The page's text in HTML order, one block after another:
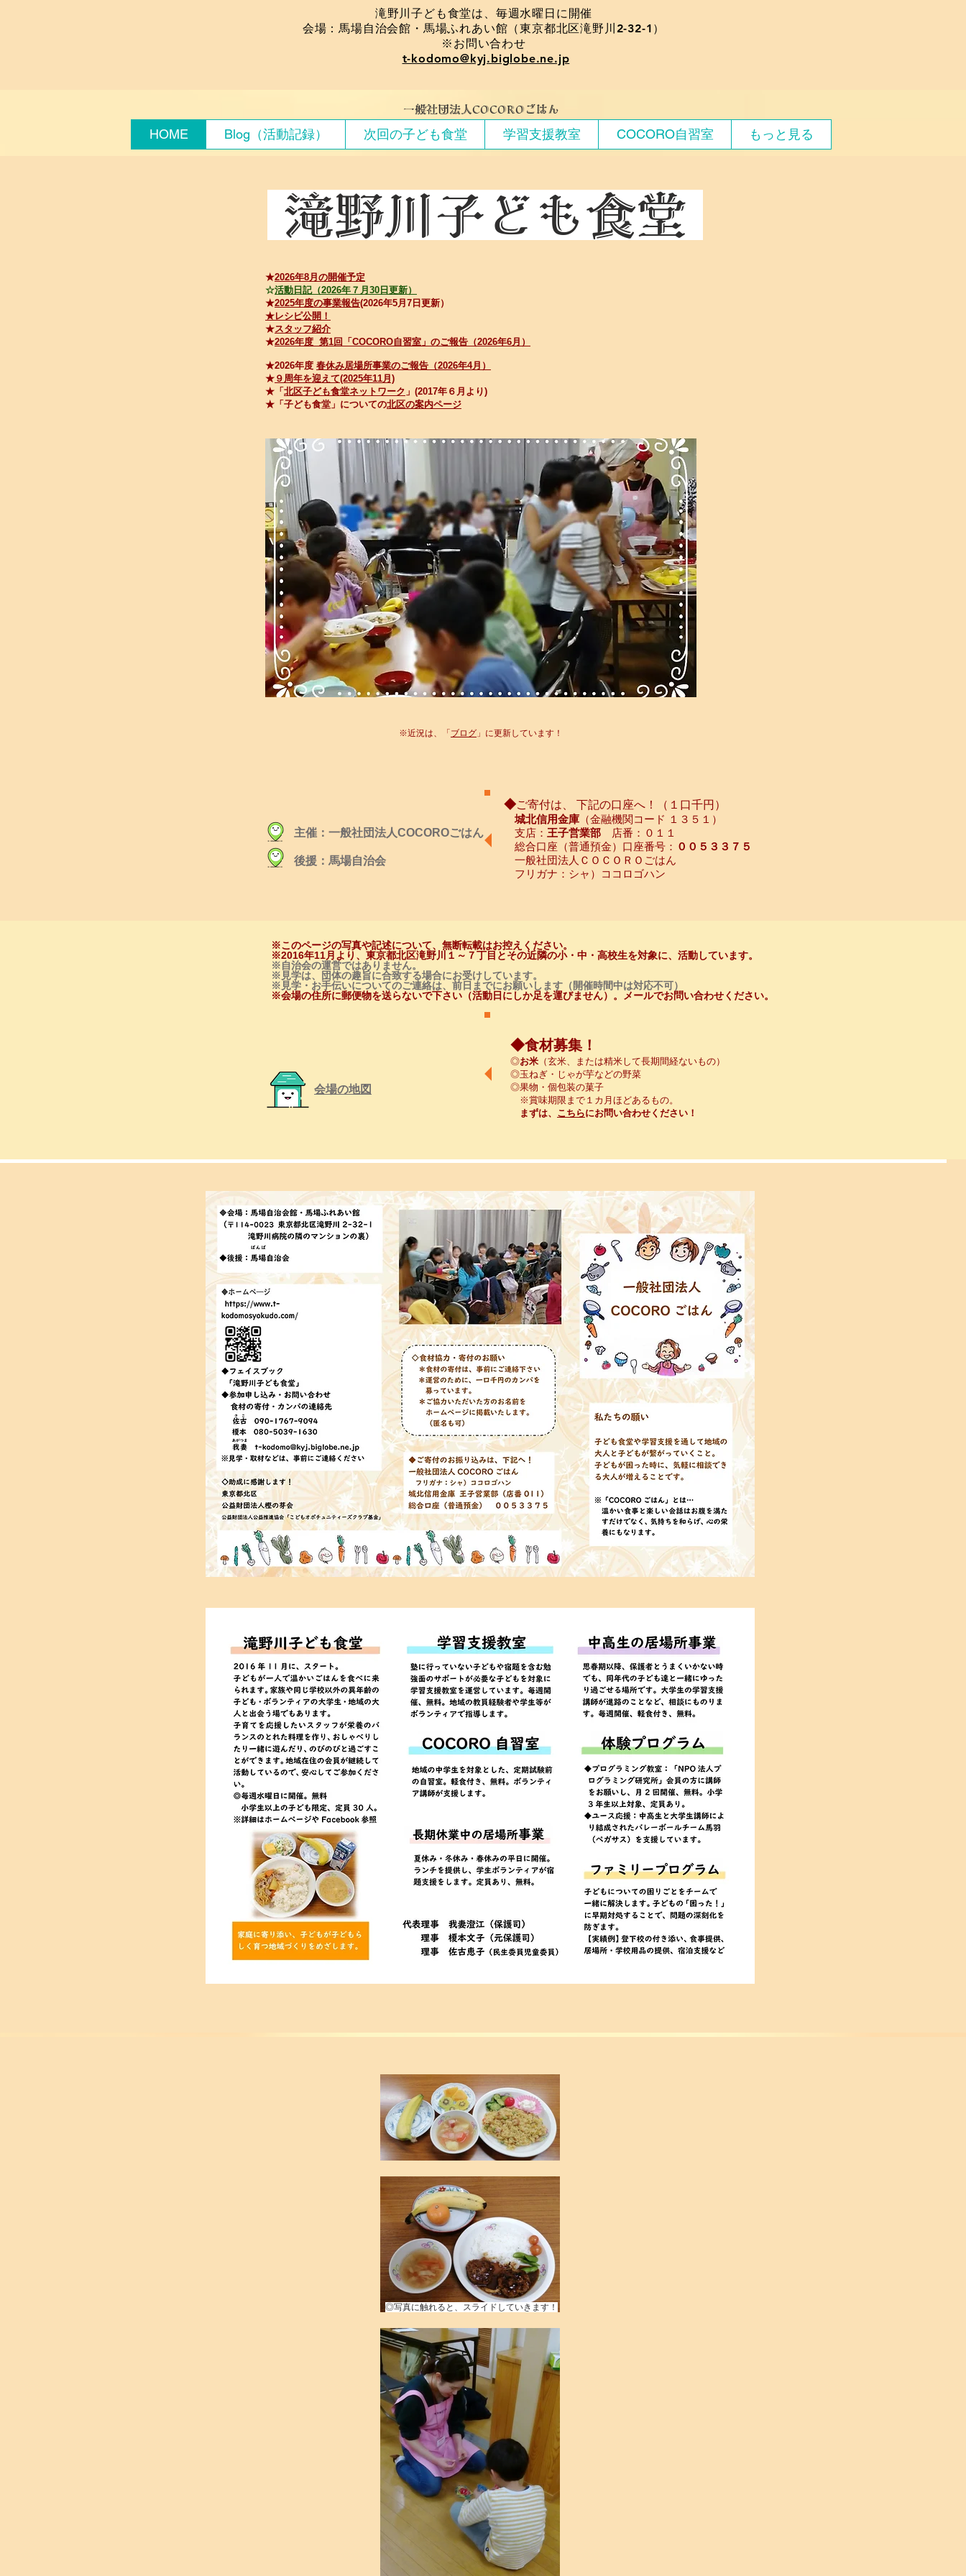
​滝野川子ども食堂は、毎週水曜日に開催
会場：馬場自治会館・馬場ふれあい館（東京都北区滝野川2-32-1）
※お問い合わせ
t-kodomo@kyj.biglobe.ne.jp
​一般社団法人COCOROごはん
HOME Blog（活動記録） 次回の子ども食堂 学習支援教室 COCORO自習室 もっと見る
滝野川子ども食堂
​★2026年8月の開催予定
​☆活動日記（2026年７月30日更新）
★2025年度の事業報告(2026年5月7日更新）
★レシピ公開！
★スタッフ紹介
★2026年度 第1回「COCORO自習室」のご報告（2026年6月）
★2026年度 春休み居場所事業のご報告（2026年4月）
★ ９周年を迎えて(2025年11月)
★「 北区子ども食堂ネットワーク 」(2017年６月より)
★「子ども食堂」についての北区の案内ページ
※​近況は、「 ブログ 」に更新しています！
主催：一般社団法人COCOROごはん
後援：馬場自治会
◆ご寄付は、​ 下記の口座へ！（１口千円）
城北信用金庫 （金融機関コード １３５１）
支店： 王子営業部 店番：０１１
総合口座（普通預金）口座番号： ００５３３７５
一般社団法人ＣＯＣＯＲＯごはん
フリガナ：シャ）ココロゴハン
※このページの写真や記述について、無断転載はお控えください。
※2016年11月より、東京都北区滝野川１～７丁目とその近隣の小・中・高校生を対象に、活動しています。
※自治会の運営ではありません。
※見学は、
団体の趣旨に合致する場合にお受けしています。
※見学・ お手伝いについてのご連絡は、 前日までにお願いします（開催時間中は対応不可）
※会場の住所に郵便物を送らないで下さい（活動日に しか足を運びません）。 メールでお問い合わせください。
​会場の地図
◆食材募集！
◎​お米 （玄米、または精米して長期間経ないもの）
◎玉ねぎ・じゃが芋などの野菜​​
◎果物・個包装の菓子
※賞味期限まで１カ月ほどあるもの。
まずは、 こちらにお問い合わせください！
​◎写真に触れると、スライドしていきます！